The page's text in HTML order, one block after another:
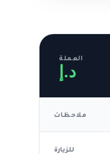
العملة
د.إ
ملاحظات
للزيارة